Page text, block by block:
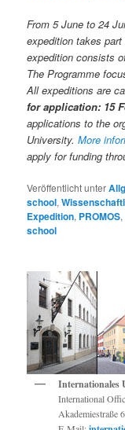
From 5 June to 24
expedition takes
expedition consists
The Programme
All expeditions are
for application: 15
applications to the
University.More
apply for funding
Veröffentlicht unter
school,
Expedition, PROMOS,
school
Internationales
International
Akademiestraße